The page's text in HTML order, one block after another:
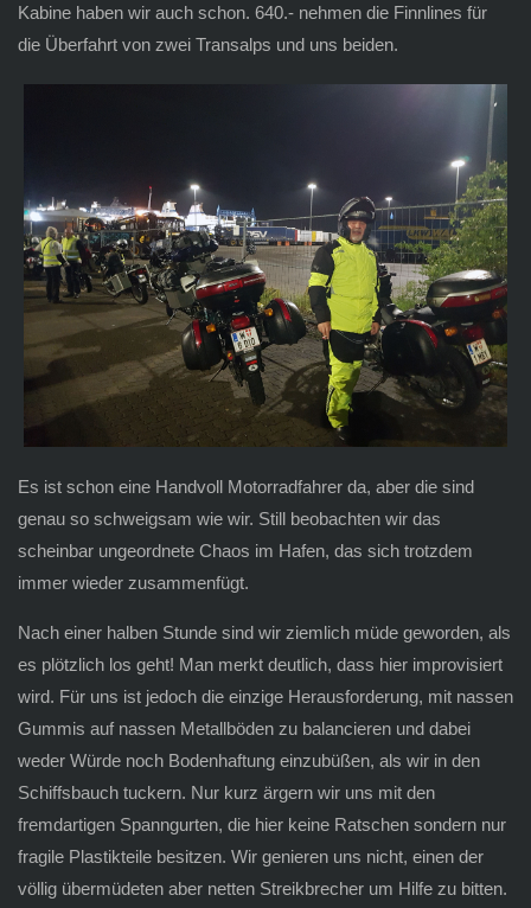
Kabine haben wir auch schon. 640.- nehmen die Finnlines für
die Überfahrt von zwei Transalps und uns beiden.
Es ist schon eine Handvoll Motorradfahrer da, aber die sind
genau so schweigsam wie wir. Still beobachten wir das
scheinbar ungeordnete Chaos im Hafen, das sich trotzdem
immer wieder zusammenfügt.
Nach einer halben Stunde sind wir ziemlich müde geworden, als
es plötzlich los geht! Man merkt deutlich, dass hier improvisiert
wird. Für uns ist jedoch die einzige Herausforderung, mit nassen
Gummis auf nassen Metallböden zu balancieren und dabei
weder Würde noch Bodenhaftung einzubüßen, als wir in den
Schiffsbauch tuckern. Nur kurz ärgern wir uns mit den
fremdartigen Spanngurten, die hier keine Ratschen sondern nur
fragile Plastikteile besitzen. Wir genieren uns nicht, einen der
völlig übermüdeten aber netten Streikbrecher um Hilfe zu bitten.